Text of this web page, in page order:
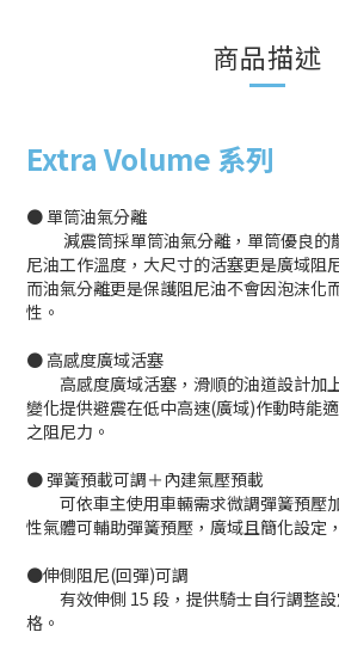
商品描述
Extra Volume 系列
● 單筒油氣分離
減震筒採單筒油氣分離，單筒優良的
尼油工作溫度，大尺寸的活塞更是廣域阻
而油氣分離更是保護阻尼油不會因泡沫化
性。
● 高感度廣域活塞
高感度廣域活塞，滑順的油道設計加
變化提供避震在低中高速(廣域)作動時能
之阻尼力。
● 彈簧預載可調＋內建氣壓預載
可依車主使用車輛需求微調彈簧預壓
性氣體可輔助彈簧預壓，廣域且簡化設定
●伸側阻尼(回彈)可調
有效伸側 15 段，提供騎士自行調整設
格。